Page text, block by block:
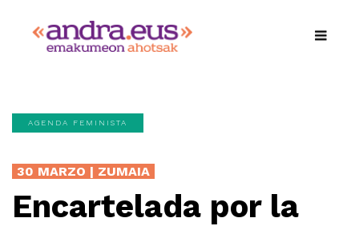
AGENDA FEMINISTA
30 MARZO | ZUMAIA
Encartelada por la